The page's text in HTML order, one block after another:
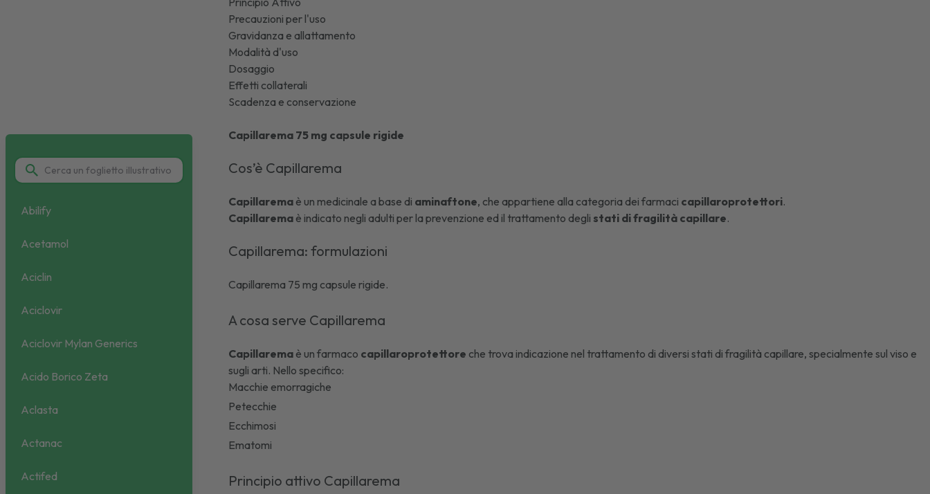
Abilify
Acetamol
Aciclin
Aciclovir
Aciclovir Mylan Generics
Acido Borico Zeta
Aclasta
Actanac
Actifed
Precauzioni per l'uso
Gravidanza e allattamento
Modalità d'uso
Dosaggio
Effetti collaterali
Scadenza e conservazione
Capillarema 75 mg capsule rigide
Cos’è Capillarema
Capillarema è un medicinale a base di aminaftone, che appartiene alla categoria dei farmaci capillaroprotettori.
Capillarema è indicato negli adulti per la prevenzione ed il trattamento degli stati di fragilità capillare.
Capillarema: formulazioni
Capillarema 75 mg capsule rigide.
A cosa serve Capillarema
Capillarema è un farmaco capillaroprotettore che trova indicazione nel trattamento di diversistati di fragilità capillare, specialmente sul viso e
sugli arti. Nello specifico:
Macchie emorragiche
Petecchie
Ecchimosi
Ematomi
Principio attivo Capillarema